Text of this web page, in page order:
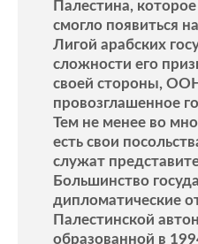
Палестина,
смогло появиться
Лигой арабских
сложности его
своей стороны,
провозглашенное
Тем не менее во
есть свои
служат
Большинство
дипломатические
Палестинской
образованной в